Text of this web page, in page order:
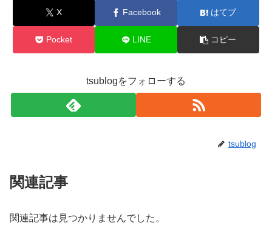
X Facebook はてブ
Pocket LINE コピー
tsublogをフォローする
tsublog
関連記事
関連記事は見つかりませんでした。